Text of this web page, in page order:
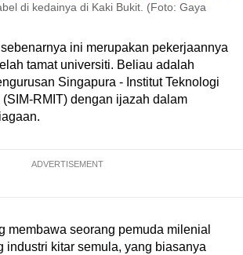
di kedainya di Kaki Bukit. (Foto: Gaya
ini merupakan pekerjaannya
tamat universiti. Beliau adalah
Singapura - Institut Teknologi
RMIT) dengan ijazah dalam
ADVERTISEMENT
membawa seorang pemuda milenial
industri kitar semula, yang biasanya